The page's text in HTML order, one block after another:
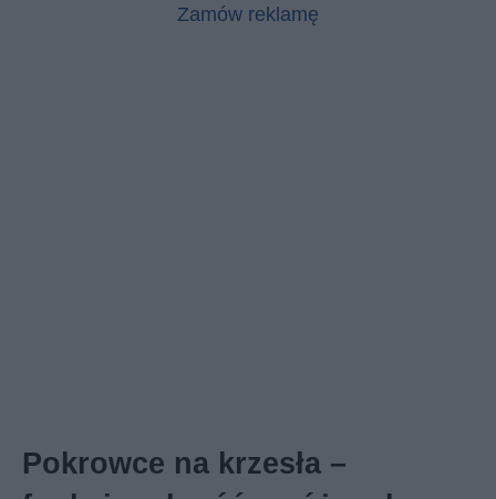
Zamów reklamę
Pokrowce na krzesła –